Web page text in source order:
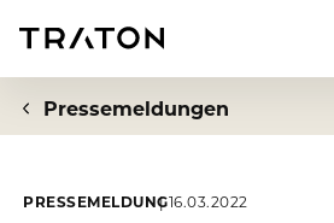
Pressemeldungen
PRESSEMELDUNG16.03.2022